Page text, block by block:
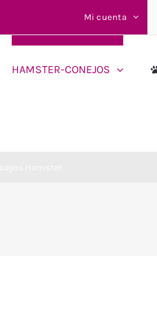
Mi cuenta
HAMSTER-CONEJOS